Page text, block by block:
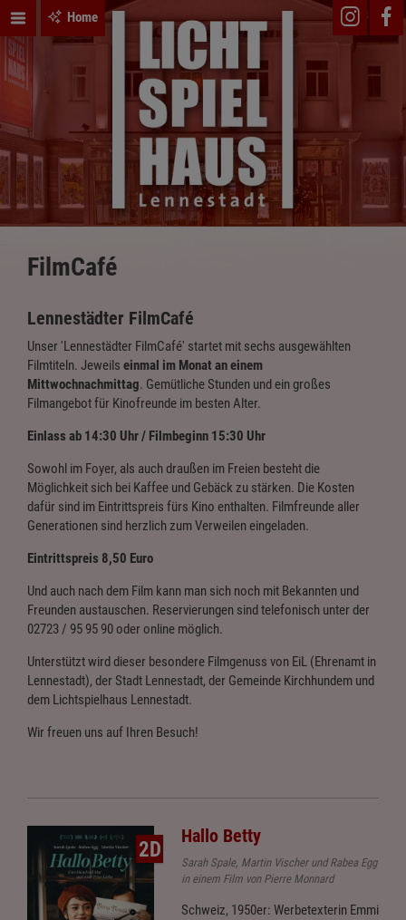
Home
FilmCafé
Lennestädter FilmCafé
Unser 'Lennestädter FilmCafé' startet mit sechs ausgewählten
Filmtiteln. Jeweils einmal im Monat an einem
Mittwochnachmittag. Gemütliche Stunden und ein großes
Filmangebot für Kinofreunde im besten Alter.
Einlass ab 14:30 Uhr / Filmbeginn 15:30 Uhr
Sowohl im Foyer, als auch draußen im Freien besteht die
Möglichkeit sich bei Kaffee und Gebäck zu stärken. Die Kosten
dafür sind im Eintrittspreis fürs Kino enthalten. Filmfreunde aller
Generationen sind herzlich zum Verweilen eingeladen.
Eintrittspreis 8,50 Euro
Und auch nach dem Film kann man sich noch mit Bekannten und
Freunden austauschen. Reservierungen sind telefonisch unter der
02723 / 95 95 90 oder online möglich.
Unterstützt wird dieser besondere Filmgenuss von EiL (Ehrenamt in
Lennestadt), der Stadt Lennestadt, der Gemeinde Kirchhundem und
dem Lichtspielhaus Lennestadt.
Wir freuen uns auf Ihren Besuch!
2D
Hallo Betty
Sarah Spale, Martin Vischer und Rabea Egg
in einem Film von Pierre Monnard
Schweiz, 1950er: Werbetexterin Emmi